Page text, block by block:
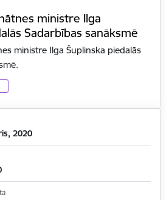
ministre Ilga
Sadarbības sanāksmē
ministre Ilga Šuplinska piedalās
2020